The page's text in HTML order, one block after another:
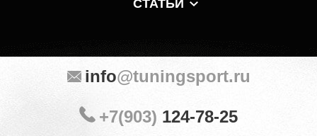
СТАТЬИ
info@tuningsport.ru
+7(903) 124-78-25